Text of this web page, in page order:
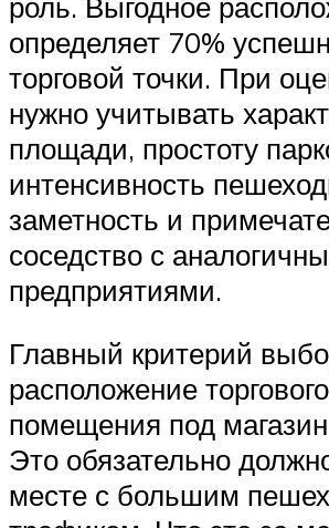
определяет 70%
торговой точки. При
нужно учитывать
площади, простоту
интенсивность
заметность и
соседство с
предприятиями.
Главный критерий
расположение торгового
помещения под
Это обязательно
месте с большим